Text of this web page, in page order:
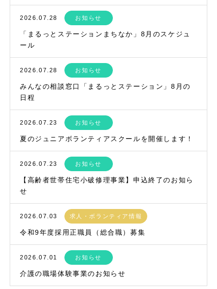
2026.07.28 お知らせ
「まるっとステーションまちなか」8月のスケジュ
ール
2026.07.28 お知らせ
みんなの相談窓口「まるっとステーション」8月の
日程
2026.07.23 お知らせ
夏のジュニアボランティアスクールを開催します！
2026.07.23 お知らせ
【高齢者世帯住宅小破修理事業】申込終了のお知ら
せ
2026.07.03 求人・ボランティア情報
令和9年度採用正職員（総合職）募集
2026.07.01 お知らせ
介護の職場体験事業のお知らせ